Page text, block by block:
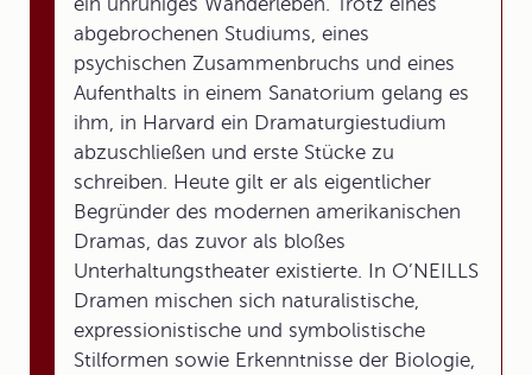
abgebrochenen Studiums, eines
psychischen Zusammenbruchs und eines
Aufenthalts in einem Sanatorium gelang es
ihm, in Harvard ein Dramaturgiestudium
abzuschließen und erste Stücke zu
schreiben. Heute gilt er als eigentlicher
Begründer des modernen amerikanischen
Dramas, das zuvor als bloßes
Unterhaltungstheater existierte. In O’NEILLS
Dramen mischen sich naturalistische,
expressionistische und symbolistische
Stilformen sowie Erkenntnisse der Biologie,